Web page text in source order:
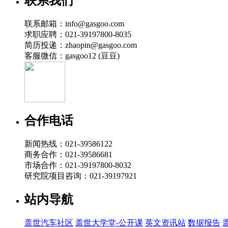
联系邮箱：info@gasgoo.com
求职应聘：021-39197800-8035
简历投递：zhaopin@gasgoo.com
客服微信：gasgoo12 (豆豆)
合作电话
新闻热线：021-39586122
商务合作：021-39586681
市场合作：021-39197800-8032
研究院项目咨询：021-39197921
站内导航
盖世汽车社区 盖世大学堂-公开课 英文资讯站 数据报告